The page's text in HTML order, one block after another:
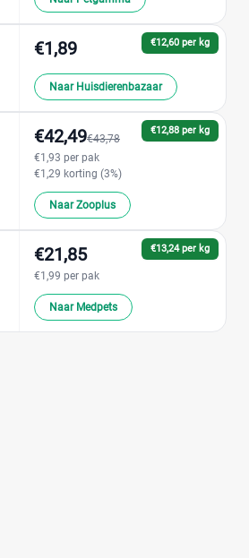
€12,60 per kg
€1,89
Naar Huisdierenbazaar
€12,88 per kg
€42,49€43,78
€1,93 per pak
€1,29 korting (3%)
Naar Zooplus
€13,24 per kg
€21,85
€1,99 per pak
Naar Medpets